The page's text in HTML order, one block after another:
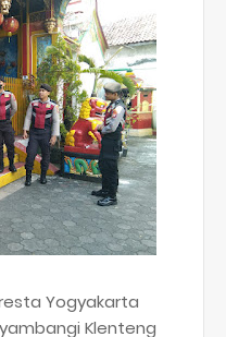
Yogyakarta
Klenteng